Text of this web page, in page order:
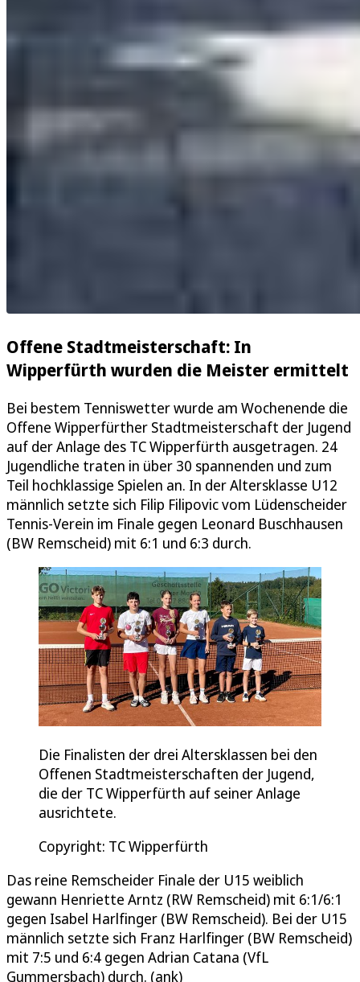
Offene Stadtmeisterschaft: In
Wipperfürth wurden die Meister ermittelt
Bei bestem Tenniswetter wurde am Wochenende die
Offene Wipperfürther Stadtmeisterschaft der Jugend
auf der Anlage des TC Wipperfürth ausgetragen. 24
Jugendliche traten in über 30 spannenden und zum
Teil hochklassige Spielen an. In der Altersklasse U12
männlich setzte sich Filip Filipovic vom Lüdenscheider
Tennis-Verein im Finale gegen Leonard Buschhausen
(BW Remscheid) mit 6:1 und 6:3 durch.
Die Finalisten der drei Altersklassen bei den
Offenen Stadtmeisterschaften der Jugend,
die der TC Wipperfürth auf seiner Anlage
ausrichtete.
Copyright: TC Wipperfürth
Das reine Remscheider Finale der U15 weiblich
gewann Henriette Arntz (RW Remscheid) mit 6:1/6:1
gegen Isabel Harlfinger (BW Remscheid). Bei der U15
männlich setzte sich Franz Harlfinger (BW Remscheid)
mit 7:5 und 6:4 gegen Adrian Catana (VfL
Gummersbach) durch. (ank)